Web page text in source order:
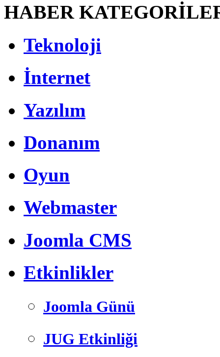
HABER
Teknoloji
İnternet
Yazılım
Donanım
Oyun
Webmaster
Joomla CMS
Etkinlikler
Joomla Günü
JUG Etkinliği